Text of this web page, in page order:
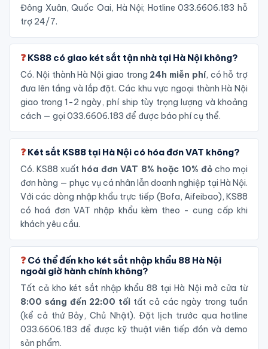
Đông Xuân, Quốc Oai, Hà Nội; Hotline 033.6606.183 hỗ
trợ 24/7.
KS88 có giao két sắt tận nhà tại Hà Nội không?
Có. Nội thành Hà Nội giao trong 24h miễn phí, có hỗ trợ
đưa lên tầng và lắp đặt. Các khu vực ngoại thành Hà Nội
giao trong 1-2 ngày, phí ship tùy trọng lượng và khoảng
cách — gọi 033.6606.183 để được báo phí cụ thể.
Két sắt KS88 tại Hà Nội có hóa đơn VAT không?
Có. KS88 xuất hóa đơn VAT 8% hoặc 10% đỏcho mọi
đơn hàng — phục vụ cá nhân lẫn doanh nghiệp tại Hà Nội.
Với các dòng nhập khẩu trực tiếp (Bofa, Aifeibao), KS88
có hoá đơn VAT nhập khẩu kèm theo - cung cấp khi
khách yêu cầu.
Có thể đến kho két sắt nhập khẩu 88 Hà Nội
ngoài giờ hành chính không?
Tất cả kho két sắt nhập khẩu 88 tại Hà Nội mở cửa từ
8:00 sáng đến 22:00 tối tất cả các ngày trong tuần
(kể cả thứ Bảy, Chủ Nhật). Đặt lịch trước qua hotline
033.6606.183 để được kỹ thuật viên tiếp đón và demo
sản phẩm.